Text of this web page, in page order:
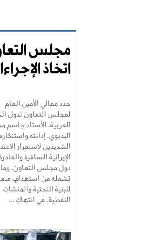
مجلس
اتخاذ
جدد معالي الأمين العام
لمجلس التعاون لدول
العربية، الأستاذ جاسم
البديوي، إدانته واستنكاره
الشديدين لاستمرار
الإيرانية السافرة
دول مجلس التعاون، وما
تشمله من استهدافٍ
للبنية التحتية والمنشآت
النفطية، في انتهاكٍ ...